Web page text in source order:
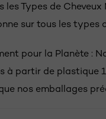
les Types de
sur tous les types
pour la Planète :
à partir de plastique
nos emballages